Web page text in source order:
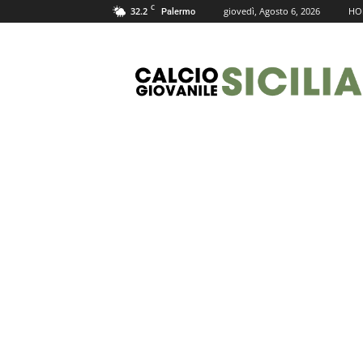
32.2 C Palermo giovedì, Agosto 6, 2026
Giovanile
Sicilia